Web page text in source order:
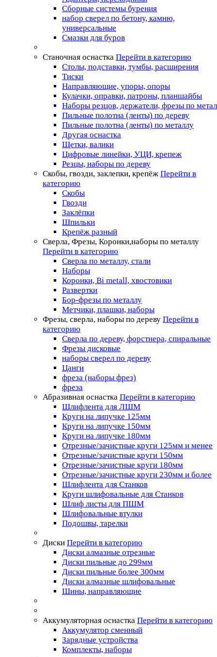
Сборные системы бурения
набор сверел по бетону, камню,
универсальные
Смазки для буров
Станочная оснастка Перейти в категорию
Столы, подставки, тумбы, расширения
Тиски
Направляющие, упоры, опоры
Кулачки, оправки, патроны, планшайбы
Наборы резцов, держатели, фрезы по
Пильные полотна (ленты) по дереву
Пильные полотна (ленты) по металлу
Другая оснастка
Щетки, валики
Цифровые линейки, УЦИ, крепеж
Резцы, наборы по дереву
Скобы, гвозди, заклепки, крепёж Перейти в
категорию
Скобы
Гвозди
Заклёпки
Шпильки
Крепёж разный
Сверла, Фрезы, Коронки,наборы по металлу
Перейти в категорию
Сверла по металлу, стали
Наборы
Коронки, Bi metall, хвостовики
Развертки
Бор-фрезы по металлу
Метчики, плашки, наборы
Фрезы, сверла, наборы по дереву Перейти в
категорию
Сверла по дереву, форстнера, спиральные
Фрезы дисковые
наборы сверел по дереву
Цанги
фреза (наборы фрез)
фреза
Абразивная оснастка Перейти в категорию
Шлифлента для ЛШМ
Круги на липучке 125мм
Круги на липучке 150мм
Круги на липучке 180мм
Отрезные/зачистные круги 125мм и менее
Отрезные/зачистные круги 150мм
Отрезные/зачистные круги 180мм
Отрезные/зачистные круги 230мм и более
Шлифлента для Станков
Круги шлифовальные для Станков
Шлиф листы для ПШМ
Шлифовальные втулки
Подошвы, тарелки
Диски Перейти в категорию
Диски алмазные отрезные
Диски пильные до 299мм
Диски пильные более 300мм
Диски алмазные шлифовальные
Шины, направляющие
Аккумуляторная оснастка Перейти в категорию
Аккумулятор сменный
Зарядные устройства
Комплекты, наборы